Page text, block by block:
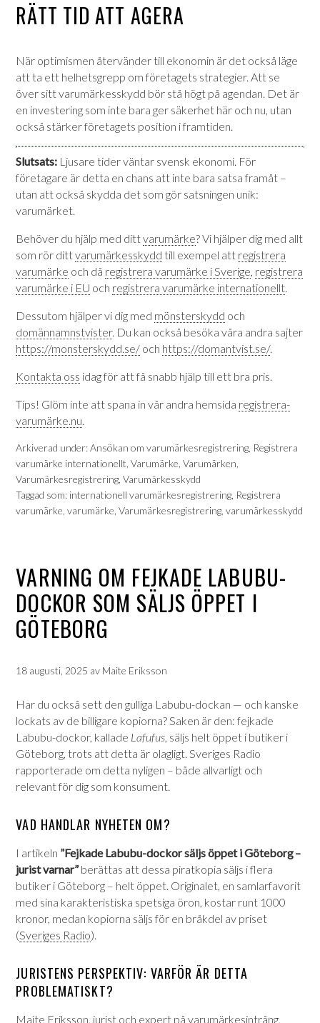
RÄTT TID ATT AGERA
När optimismen återvänder till ekonomin är det också läge
att ta ett helhetsgrepp om företagets strategier. Att se
över sitt varumärkesskydd bör stå högt på agendan. Det är
en investering som inte bara ger säkerhet här och nu, utan
också stärker företagets position i framtiden.
Slutsats: Ljusare tider väntar svensk ekonomi. För
företagare är detta en chans att inte bara satsa framåt –
utan att också skydda det som gör satsningen unik:
varumärket.
Behöver du hjälp med dittvarumärke? Vi hjälper dig med allt
som rör dittvarumärkesskydd till exempel att registrera
varumärke och då registrera varumärke i Sverige, registrera
varumärke i EU och registrera varumärke internationellt.
Dessutom hjälper vi dig med mönsterskydd och
domännamnstvister. Du kan också besöka våra andra sajter
https://monsterskydd.se/ och https://domantvist.se/.
Kontakta oss idag för att få snabb hjälp till ett bra pris.
Tips! Glöm inte att spana in vår andra hemsida registrera-
varumärke.nu.
Arkiverad under:Ansökan om varumärkesregistrering Registrera
varumärke internationellt ,Varumärke ,Varumärken
Varumärkesregistrering ,Varumärkesskydd
Taggad som: internationell varumärkesregistrering Registrera
varumärke ,varumärke ,Varumärkesregistrering ,varumärkesskydd
VARNING OM FEJKADE LABUBU-
DOCKOR SOM SÄLJS ÖPPET I
GÖTEBORG
18 augusti, 2025 av Maite Eriksson
Har du också sett den gulliga Labubu-dockan — och kanske
lockats av de billigare kopiorna? Saken är den: fejkade
Labubu-dockor, kallade Lafufus, säljs helt öppet i butiker i
Göteborg, trots att detta är olagligt. Sveriges Radio
rapporterade om detta nyligen – både allvarligt och
relevant för dig som konsument.
VAD HANDLAR NYHETEN OM?
I artikeln ”Fejkade Labubu-dockor säljs öppet i Göteborg –
jurist varnar”berättas att dessa piratkopia säljs i flera
butiker i Göteborg – helt öppet. Originalet, en samlarfavorit
med sina karakteristiska spetsiga öron, kostar runt 1000
kronor, medan kopiorna säljs för en bråkdel av priset
(Sveriges Radio).
JURISTENS PERSPEKTIV: VARFÖR ÄR DETTA
PROBLEMATISKT?
Maite Eriksson, jurist och expert på varumärkesintrång,